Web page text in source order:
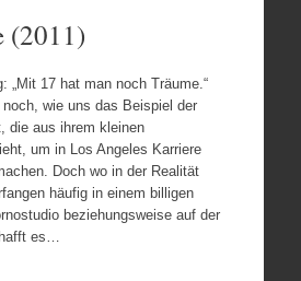
(2011)
„Mit 17 hat man noch Träume.“
wie uns das Beispiel der
die aus ihrem kleinen
um in Los Angeles Karriere
Doch wo in der Realität
häufig in einem billigen
beziehungsweise auf der
es…